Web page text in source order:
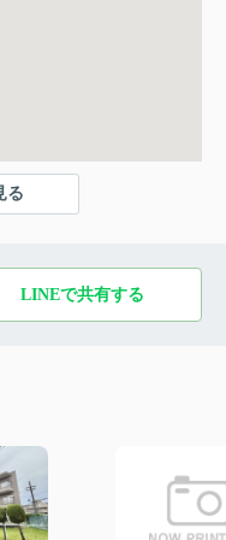
る
LINEで共有する